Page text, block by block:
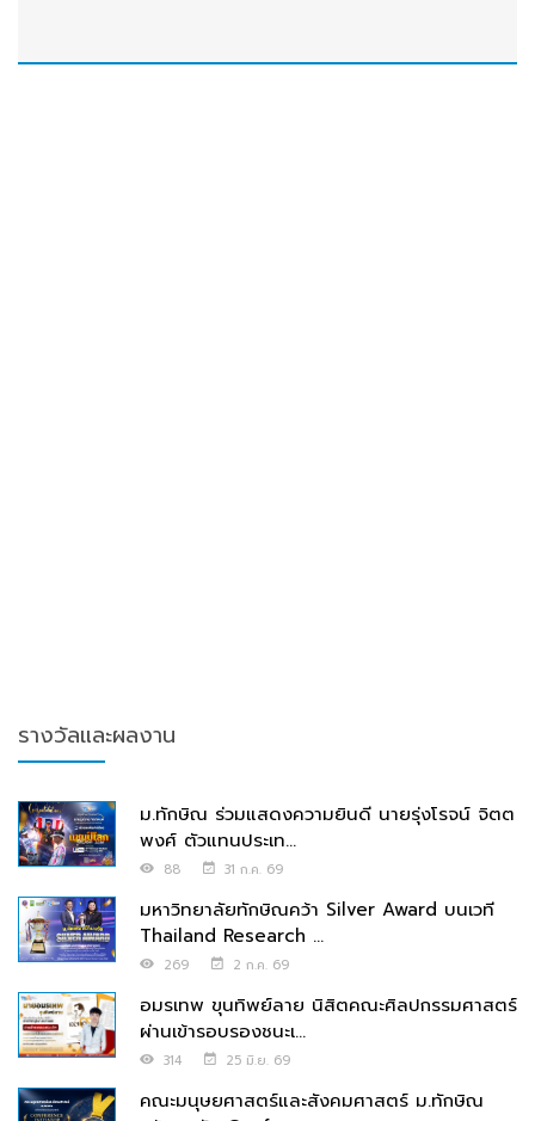
รางวัลและผลงาน
ม.ทักษิณ ร่วมแสดงความยินดี นายรุ่งโรจน์ จิตต
พงศ์ ตัวแทนประเท...
88 31 ก.ค. 69
มหาวิทยาลัยทักษิณคว้า Silver Award บนเวที
Thailand Research ...
269 2 ก.ค. 69
อมรเทพ ขุนทิพย์ลาย นิสิตคณะศิลปกรรมศาสตร์
ผ่านเข้ารอบรองชนะเ...
314 25 มิ.ย. 69
คณะมนุษยศาสตร์และสังคมศาสตร์ ม.ทักษิณ